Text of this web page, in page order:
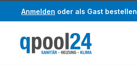
Hauptinhalt springen
Zur Suche springen
Anmelden oder als Gast bestellen